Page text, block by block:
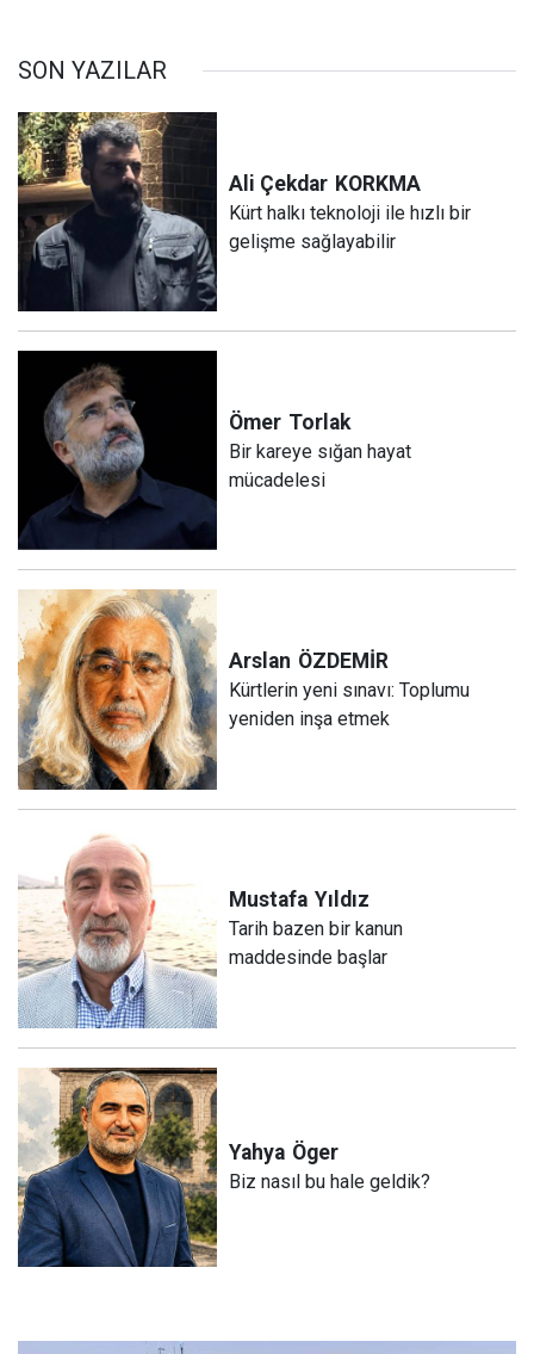
SON YAZILAR
Ali Çekdar KORKMA
Kürt halkı teknoloji ile hızlı bir
gelişme sağlayabilir
Ömer Torlak
Bir kareye sığan hayat
mücadelesi
Arslan ÖZDEMİR
Kürtlerin yeni sınavı: Toplumu
yeniden inşa etmek
Mustafa Yıldız
Tarih bazen bir kanun
maddesinde başlar
Yahya Öger
Biz nasıl bu hale geldik?